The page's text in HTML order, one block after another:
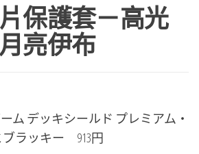
保護套－高光
亮伊布
ム デッキシールド プレミアム・
ラッキー 913円